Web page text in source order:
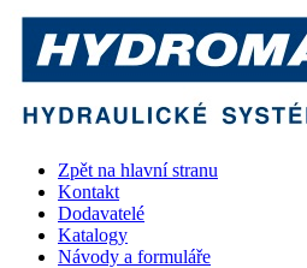
Zpět na hlavní stranu
Kontakt
Dodavatelé
Katalogy
Návody a formuláře